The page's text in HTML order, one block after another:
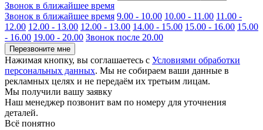
Звонок в ближайшее время
Звонок в ближайшее время 9.00 - 10.00 10.00 - 11.00 11.00 -
12.00 12.00 - 13.00 12.00 - 13.00 14.00 - 15.00 15.00 - 16.00 15.00
- 16.00 19.00 - 20.00 Звонок после 20.00
Перезвоните мне
Нажимая кнопку, вы соглашаетесь с Условиями обработки
персональных данных. Мы не собираем ваши данные в
рекламных целях и не передаём их третьим лицам.
Мы получили вашу заявку
Наш менеджер позвонит вам по номеру для уточнения
деталей.
Всё понятно